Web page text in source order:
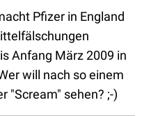
Pfizer in England
Anfang März 2009 in
will nach so einem
"Scream" sehen? ;-)